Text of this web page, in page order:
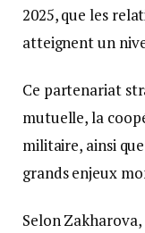
2025, que les
atteignent un
Ce partenariat
mutuelle, la
militaire, ainsi
grands enjeux
Selon